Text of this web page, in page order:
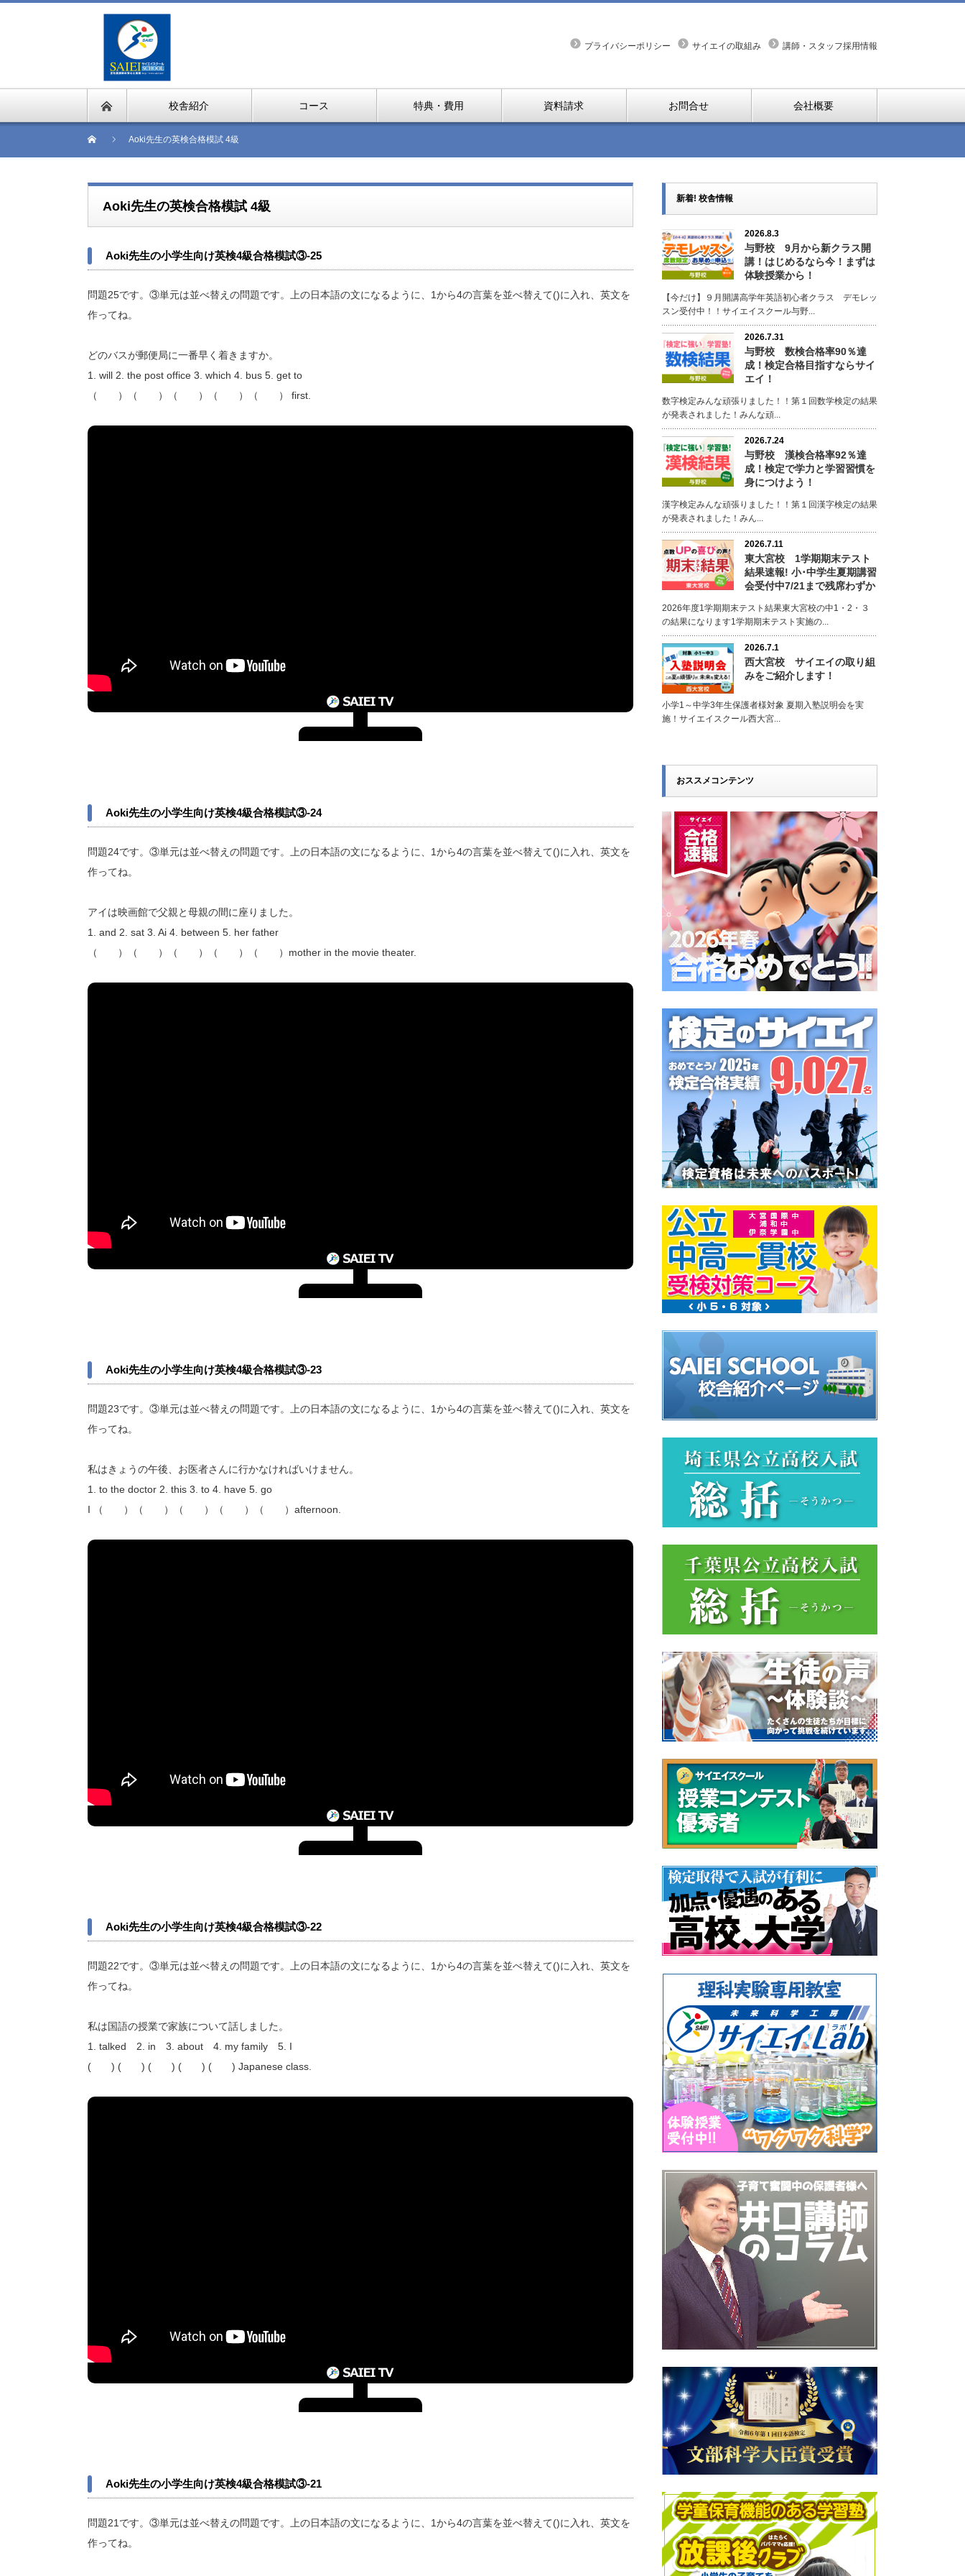
プライバシーポリシー サイエイの取組み 講師・スタッフ採用情報
校舎紹介 コース 特典・費用 資料請求 お問合せ 会社概要
Aoki先生の英検合格模試 4級
Aoki先生の英検合格模試 4級
Aoki先生の小学生向け英検4級合格模試③-25
問題25です。③単元は並べ替えの問題です。上の日本語の文になるように、1から4の言葉を並べ替えて()に入れ、英文を
作ってね。
どのバスが郵便局に一番早く着きますか。
1. will 2. the post office 3. which 4. bus 5. get to
（ ）（ ）（ ）（ ）（ ） first.
Aoki先生の小学生向け英検4級合格模試③-24
問題24です。③単元は並べ替えの問題です。上の日本語の文になるように、1から4の言葉を並べ替えて()に入れ、英文を
作ってね。
アイは映画館で父親と母親の間に座りました。
1. and 2. sat 3. Ai 4. between 5. her father
（ ）（ ）（ ）（ ）（ ）mother in the movie theater.
Aoki先生の小学生向け英検4級合格模試③-23
問題23です。③単元は並べ替えの問題です。上の日本語の文になるように、1から4の言葉を並べ替えて()に入れ、英文を
作ってね。
私はきょうの午後、お医者さんに行かなければいけません。
1. to the doctor 2. this 3. to 4. have 5. go
I （ ）（ ）（ ）（ ）（ ）afternoon.
Aoki先生の小学生向け英検4級合格模試③-22
問題22です。③単元は並べ替えの問題です。上の日本語の文になるように、1から4の言葉を並べ替えて()に入れ、英文を
作ってね。
私は国語の授業で家族について話しました。
1. talked 2. in 3. about 4. my family 5. I
( ) ( ) ( ) ( ) ( ) Japanese class.
Aoki先生の小学生向け英検4級合格模試③-21
問題21です。③単元は並べ替えの問題です。上の日本語の文になるように、1から4の言葉を並べ替えて()に入れ、英文を
作ってね。
新着! 校舎情報
2026.8.3
与野校 9月から新クラス開
講！はじめるなら今！まずは
体験授業から！
【今だけ】９月開講高学年英語初心者クラス デモレッ
スン受付中！！サイエイスクール与野...
2026.7.31
与野校 数検合格率90％達
成！検定合格目指すならサイ
エイ！
数字検定みんな頑張りました！！第１回数学検定の結果
が発表されました！みんな頑...
2026.7.24
与野校 漢検合格率92％達
成！検定で学力と学習習慣を
身につけよう！
漢字検定みんな頑張りました！！第１回漢字検定の結果
が発表されました！みん...
2026.7.11
東大宮校 1学期期末テスト
結果速報! 小･中学生夏期講習
会受付中7/21まで残席わずか
2026年度1学期期末テスト結果東大宮校の中1・2・３
の結果になります1学期期末テスト実施の...
2026.7.1
西大宮校 サイエイの取り組
みをご紹介します！
小学1～中学3年生保護者様対象 夏期入塾説明会を実
施！サイエイスクール西大宮...
おススメコンテンツ